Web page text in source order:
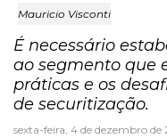
Mauricio Visconti
É necessário
ao segmento que
práticas e os
de securitização.
sexta-feira, 4 de dezembro de